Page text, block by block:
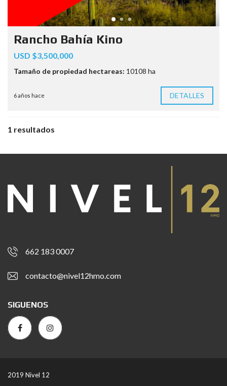
Rancho Bahía Kino
USD $3,500,000
Tamaño de propiedad hectareas: 10108 ha
6 años hace DETALLES
1 resultados
662 183 0007
contacto@nivel12hmo.com
SIGUENOS
2019 Nivel 12